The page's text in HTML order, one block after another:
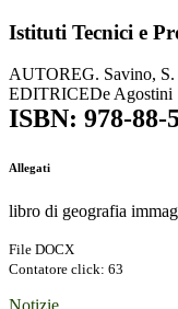
Istituti Tecnici e
AUTOREG. Savino,
EDITRICEDe Agostini
ISBN: 978-88-
Allegati
libro di geografia
File DOCX
Contatore click: 63